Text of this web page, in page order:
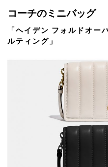
コーチのミニバッグ
「ヘイデン フォルドオー
ルティング」